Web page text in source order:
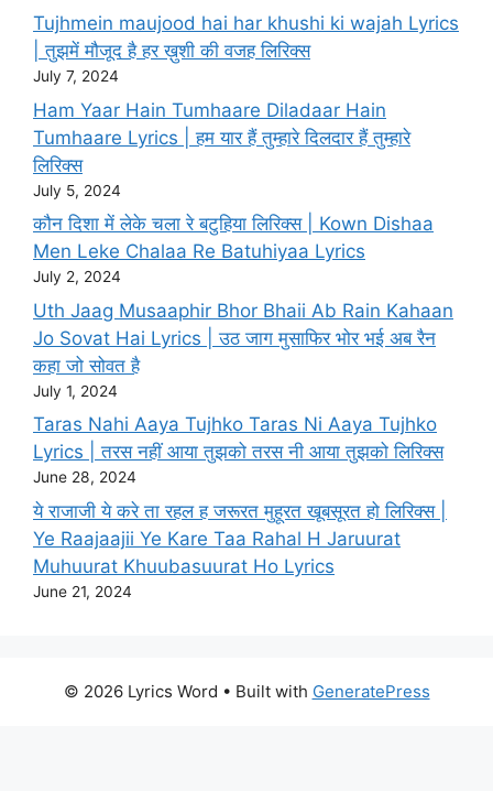
Tujhmein maujood hai har khushi ki wajah Lyrics
| तुझमें मौजूद है हर ख़ुशी की वजह लिरिक्स
July 7, 2024
Ham Yaar Hain Tumhaare Diladaar Hain
Tumhaare Lyrics | हम यार हैं तुम्हारे दिलदार हैं तुम्हारे
लिरिक्स
July 5, 2024
कौन दिशा में लेके चला रे बटुहिया लिरिक्स | Kown Dishaa
Men Leke Chalaa Re Batuhiyaa Lyrics
July 2, 2024
Uth Jaag Musaaphir Bhor Bhaii Ab Rain Kahaan
Jo Sovat Hai Lyrics | उठ जाग मुसाफिर भोर भई अब रैन
कहा जो सोवत है
July 1, 2024
Taras Nahi Aaya Tujhko Taras Ni Aaya Tujhko
Lyrics | तरस नहीं आया तुझको तरस नी आया तुझको लिरिक्स
June 28, 2024
ये राजाजी ये करे ता रहल ह जरूरत मुहूरत खूबसूरत हो लिरिक्स |
Ye Raajaajii Ye Kare Taa Rahal H Jaruurat
Muhuurat Khuubasuurat Ho Lyrics
June 21, 2024
© 2026 Lyrics Word • Built with GeneratePress